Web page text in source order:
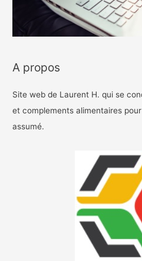
A propos
Site web de Laurent H. qui se
et complements alimentaires
assumé.